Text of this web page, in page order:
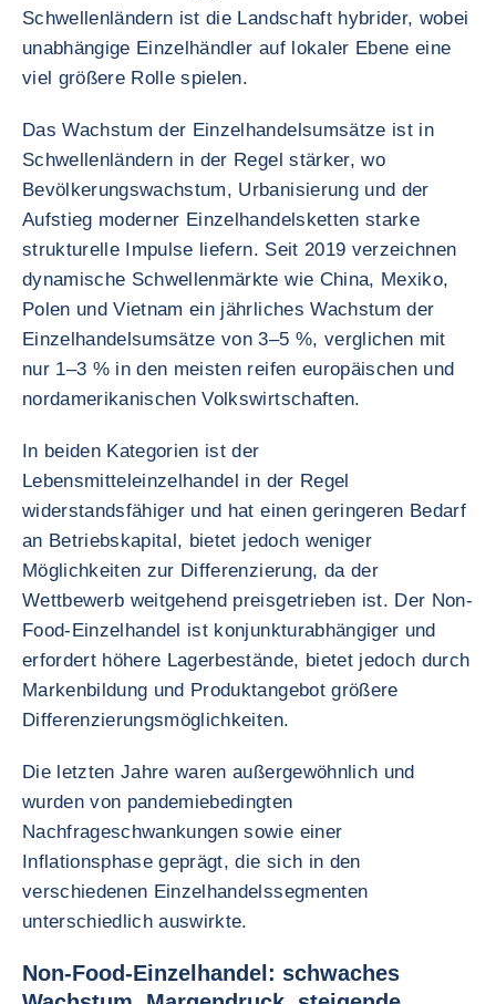
Schwellenländern ist die Landschaft hybrider, wobei
unabhängige Einzelhändler auf lokaler Ebene eine
viel größere Rolle spielen.
Das Wachstum der Einzelhandelsumsätze ist in
Schwellenländern in der Regel stärker, wo
Bevölkerungswachstum, Urbanisierung und der
Aufstieg moderner Einzelhandelsketten starke
strukturelle Impulse liefern. Seit 2019 verzeichnen
dynamische Schwellenmärkte wie China, Mexiko,
Polen und Vietnam ein jährliches Wachstum der
Einzelhandelsumsätze von 3–5 %, verglichen mit
nur 1–3 % in den meisten reifen europäischen und
nordamerikanischen Volkswirtschaften.
In beiden Kategorien ist der
Lebensmitteleinzelhandel in der Regel
widerstandsfähiger und hat einen geringeren Bedarf
an Betriebskapital, bietet jedoch weniger
Möglichkeiten zur Differenzierung, da der
Wettbewerb weitgehend preisgetrieben ist. Der Non-
Food-Einzelhandel ist konjunkturabhängiger und
erfordert höhere Lagerbestände, bietet jedoch durch
Markenbildung und Produktangebot größere
Differenzierungsmöglichkeiten.
Die letzten Jahre waren außergewöhnlich und
wurden von pandemiebedingten
Nachfrageschwankungen sowie einer
Inflationsphase geprägt, die sich in den
verschiedenen Einzelhandelssegmenten
unterschiedlich auswirkte.
Non-Food-Einzelhandel: schwaches